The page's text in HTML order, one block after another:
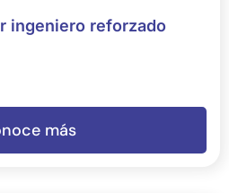
ingeniero reforzado
más